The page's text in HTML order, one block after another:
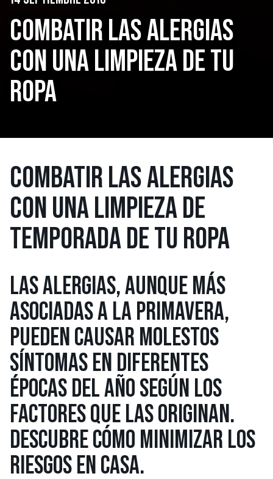
COMBATIR LAS ALERGIAS
CON UNA LIMPIEZA DE TU
ROPA
COMBATIR LAS ALERGIAS
CON UNA LIMPIEZA DE
TEMPORADA DE TU ROPA
LAS ALERGIAS, AUNQUE MÁS
ASOCIADAS A LA PRIMAVERA,
PUEDEN CAUSAR MOLESTOS
SÍNTOMAS EN DIFERENTES
ÉPOCAS DEL AÑO SEGÚN LOS
FACTORES QUE LAS ORIGINAN.
DESCUBRE CÓMO MINIMIZAR LOS
RIESGOS EN CASA.